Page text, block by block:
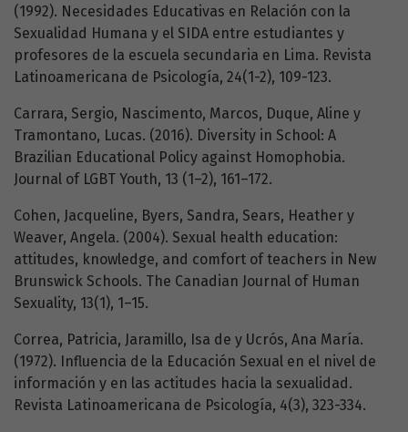
(1992). Necesidades Educativas en Relación con la
Sexualidad Humana y el SIDA entre estudiantes y
profesores de la escuela secundaria en Lima. Revista
Latinoamericana de Psicología, 24(1-2), 109-123.
Carrara, Sergio, Nascimento, Marcos, Duque, Aline y
Tramontano, Lucas. (2016). Diversity in School: A
Brazilian Educational Policy against Homophobia.
Journal of LGBT Youth, 13 (1–2), 161–172.
Cohen, Jacqueline, Byers, Sandra, Sears, Heather y
Weaver, Angela. (2004). Sexual health education:
attitudes, knowledge, and comfort of teachers in New
Brunswick Schools. The Canadian Journal of Human
Sexuality, 13(1), 1–15.
Correa, Patricia, Jaramillo, Isa de y Ucrós, Ana María.
(1972). Influencia de la Educación Sexual en el nivel de
información y en las actitudes hacia la sexualidad.
Revista Latinoamericana de Psicología, 4(3), 323-334.